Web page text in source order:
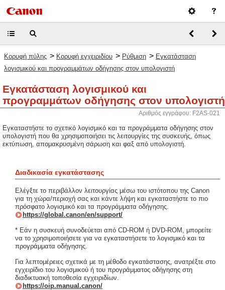
Κορυφή πύλης > Κορυφή εγχειριδίου > Ρύθμιση > Εγκατάσταση
λογισμικού και προγραμμάτων οδήγησης στον υπολογιστή
Εγκατάσταση λογισμικού και
προγραμμάτων οδήγησης στον υπολογιστή
Αριθμός εγγράφου: F2AS-021
Εγκαταστήστε το σχετικό λογισμικό και τα προγράμματα οδήγησης στον
υπολογιστή που θα χρησιμοποιήσει τις λειτουργίες της συσκευής, όπως
εκτύπωση, απομακρυσμένη σάρωση και φαξ από υπολογιστή.
Διαδικασία εγκατάστασης
Ελέγξτε το περιβάλλον λειτουργίας μέσω του ιστότοπου της Canon
για τη χώρα/περιοχή σας και κάντε λήψη και εγκαταστήστε το πιο
πρόσφατο λογισμικό και τα προγράμματα οδήγησης.
https://global.canon/en/support/
* Εάν η συσκευή συνοδεύεται από CD-ROM ή DVD-ROM, μπορείτε
να το χρησιμοποιήσετε για να εγκαταστήσετε το λογισμικό και τα
προγράμματα οδήγησης.
Για λεπτομέρειες σχετικά με τη μέθοδο εγκατάστασης, ανατρέξτε στο
εγχειρίδιο του λογισμικού ή του προγράμματος οδήγησης στη
διαδικτυακή τοποθεσία εγχειριδίων.
https://oip.manual.canon/